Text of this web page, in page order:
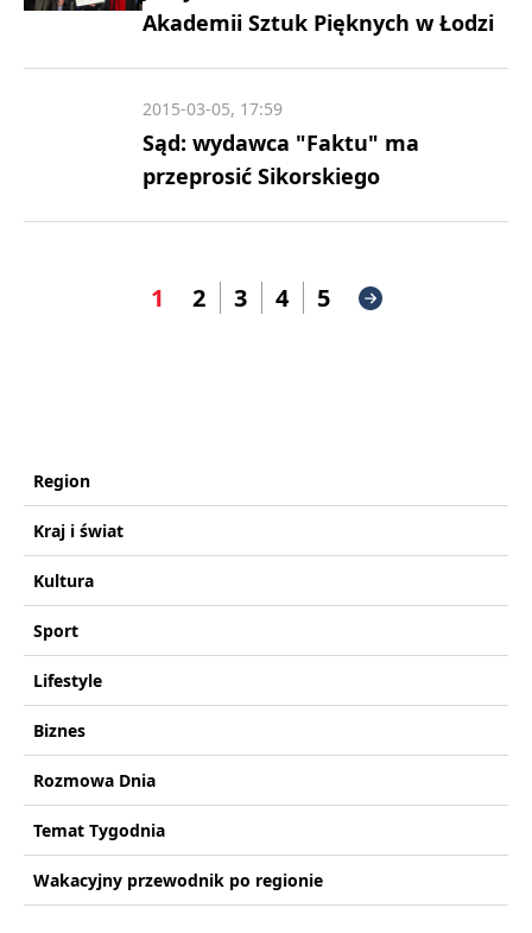
Akademii Sztuk Pięknych w Łodzi
Sąd: wydawca "Faktu" ma
przeprosić Sikorskiego
2015-03-05, 17:59
1 2 3 4 5
Region
Kraj i świat
Kultura
Sport
Lifestyle
Biznes
Rozmowa Dnia
Temat Tygodnia
Wakacyjny przewodnik po regionie